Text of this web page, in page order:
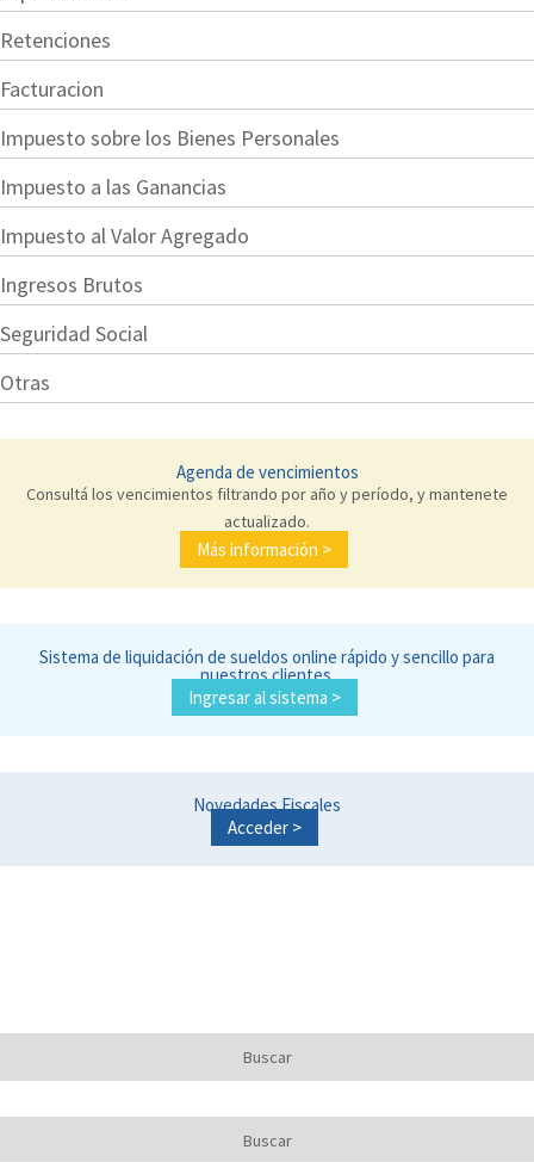
Retenciones
Facturacion
Impuesto sobre los Bienes Personales
Impuesto a las Ganancias
Impuesto al Valor Agregado
Ingresos Brutos
Seguridad Social
Otras
Agenda de vencimientos
Consultá los vencimientos filtrando por año y período, y mantenete
actualizado.
Más información >
Sistema de liquidación de sueldos online rápido y sencillo para
nuestros clientes.
Ingresar al sistema >
Novedades Fiscales
Acceder >